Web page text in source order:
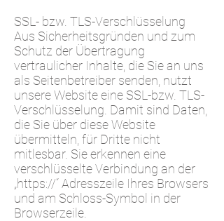
SSL- bzw. TLS-Verschlüsselung
Aus Sicherheitsgründen und zum
Schutz der Übertragung
vertraulicher Inhalte, die Sie an uns
als Seitenbetreiber senden, nutzt
unsere Website eine SSL-bzw. TLS-
Verschlüsselung. Damit sind Daten,
die Sie über diese Website
übermitteln, für Dritte nicht
mitlesbar. Sie erkennen eine
verschlüsselte Verbindung an der
„https://“ Adresszeile Ihres Browsers
und am Schloss-Symbol in der
Browserzeile.